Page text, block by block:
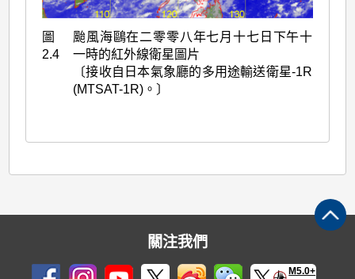
圖
2.4
颱風海鷗在二零零八年七月十七日下午十
一時的紅外線衛星圖片
〔接收自日本氣象廳的多用途輸送衛星-1R
(MTSAT-1R)。〕
關注我們
M5.0+